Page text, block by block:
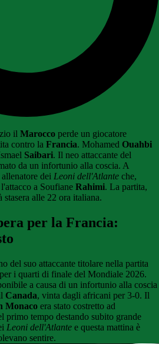
il Marocco perde un giocatore
contro la Francia. Mohamed Ouahbi
Saibari. Il neo attaccante del
da un infortunio alla coscia. A
dei Leoni dell'Atlante che,
a Soufiane Rahimi. La partita,
alle 22 ora italiana.
per la Francia:
del suo attaccante titolare nella partita
i quarti di finale del Mondiale 2026.
a causa di un infortunio alla coscia
Canada, vinta dagli africani per 3-0. Il
Monaco era stato costretto ad
primo tempo destando subito grande
Leoni dell'Atlante e questa mattina è
sentire.